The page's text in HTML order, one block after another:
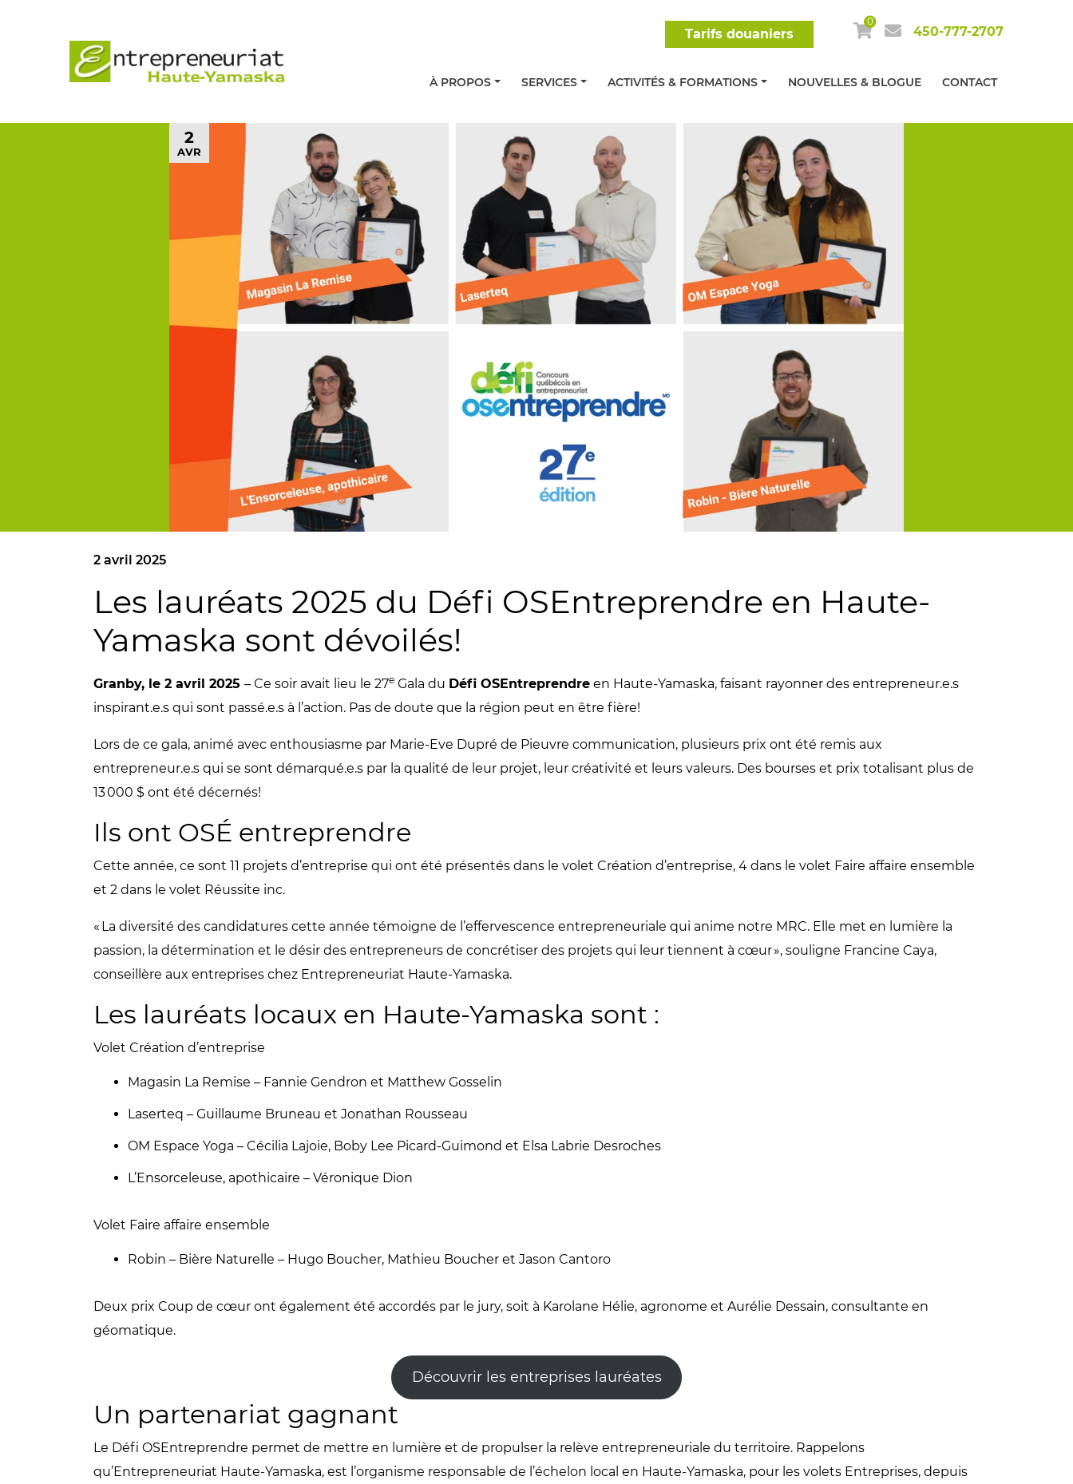
Tarifs douaniers
0
450-777-2707
À PROPOS SERVICES ACTIVITÉS & FORMATIONS NOUVELLES & BLOGUE CONTACT
2
AVR
2 avril 2025
Les lauréats 2025 du Défi OSEntreprendre en Haute-
Yamaska sont dévoilés!
Granby, le 2 avril 2025 – Ce soir avait lieu le 27e Gala du Défi OSEntreprendre en Haute-Yamaska, faisant rayonner des entrepreneur.e.s
inspirant.e.s qui sont passé.e.s à l’action. Pas de doute que la région peut en être fière!
Lors de ce gala, animé avec enthousiasme par Marie-Eve Dupré de Pieuvre communication, plusieurs prix ont été remis aux
entrepreneur.e.s qui se sont démarqué.e.s par la qualité de leur projet, leur créativité et leurs valeurs. Des bourses et prix totalisant plus de
13 000 $ ont été décernés!
Ils ont OSÉ entreprendre
Cette année, ce sont 11 projets d’entreprise qui ont été présentés dans le volet Création d’entreprise, 4 dans le volet Faire affaire ensemble
et 2 dans le volet Réussite inc.
« La diversité des candidatures cette année témoigne de l’effervescence entrepreneuriale qui anime notre MRC. Elle met en lumière la
passion, la détermination et le désir des entrepreneurs de concrétiser des projets qui leur tiennent à cœur », souligne Francine Caya,
conseillère aux entreprises chez Entrepreneuriat Haute-Yamaska.
Les lauréats locaux en Haute-Yamaska sont :
Volet Création d’entreprise
Magasin La Remise – Fannie Gendron et Matthew Gosselin
Laserteq – Guillaume Bruneau et Jonathan Rousseau
OM Espace Yoga – Cécilia Lajoie, Boby Lee Picard-Guimond et Elsa Labrie Desroches
L’Ensorceleuse, apothicaire – Véronique Dion
Volet Faire affaire ensemble
Robin – Bière Naturelle – Hugo Boucher, Mathieu Boucher et Jason Cantoro
Deux prix Coup de cœur ont également été accordés par le jury, soit à Karolane Hélie, agronome et Aurélie Dessain, consultante en
géomatique.
Découvrir les entreprises lauréates
Un partenariat gagnant
Le Défi OSEntreprendre permet de mettre en lumière et de propulser la relève entrepreneuriale du territoire. Rappelons
qu’Entrepreneuriat Haute-Yamaska, est l’organisme responsable de l’échelon local en Haute-Yamaska, pour les volets Entreprises, depuis